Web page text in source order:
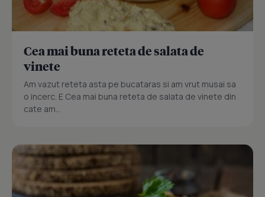
Cea mai buna reteta de salata de
vinete
Am vazut reteta asta pe bucataras si am vrut musai sa
o incerc. E Cea mai buna reteta de salata de vinete din
cate am...